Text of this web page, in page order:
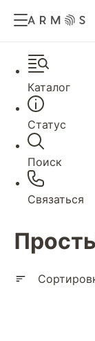
Каталог
Статус
Поиск
Связаться